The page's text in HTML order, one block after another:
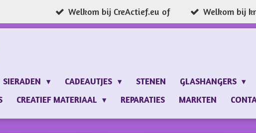
Welkom bij CreActief.eu of Welkom bij
SIERADEN CADEAUTJES STENEN GLASHANGERS
CREATIEF MATERIAAL REPARATIES MARKTEN